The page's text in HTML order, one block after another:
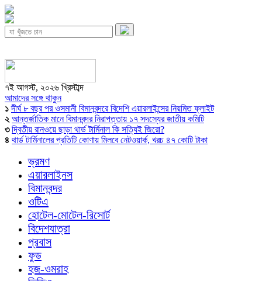
৭ই আগস্ট, ২০২৬ খ্রিস্টাব্দ
আমাদের সঙ্গে থাকুন
১ দীর্ঘ ৮ বছর পর ওসমানী বিমানবন্দরে বিদেশি এয়ারলাইন্সের নিয়মিত ফ্লাইট
২ আন্তর্জাতিক মানে বিমানবন্দর নিরাপত্তায় ১৭ সদস্যের জাতীয় কমিটি
৩ দ্বিতীয় রানওয়ে ছাড়া থার্ড টার্মিনাল কি সত্যিই জিরো?
৪ থার্ড টার্মিনালের প্রতিটি কোণায় মিলবে নেটওয়ার্ক, খরচ ৪৭ কোটি টাকা
ভ্রমণ
এয়ারলাইনস
বিমানবন্দর
ওটিএ
হোটেল-মোটেল-রিসোর্ট
বিদেশযাত্রা
প্রবাস
ফুড
হজ-ওমরাহ